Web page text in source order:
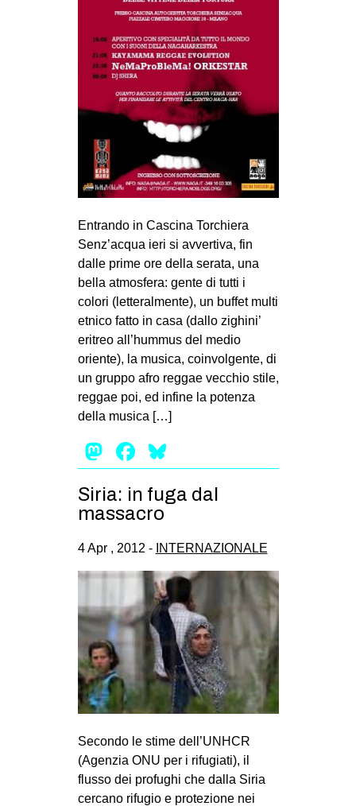
Entrando in Cascina Torchiera
Senz’acqua ieri si avvertiva, fin
dalle prime ore della serata, una
bella atmosfera: gente di tutti i
colori (letteralmente), un buffet multi
etnico fatto in casa (dallo zighini’
eritreo all’hummus del medio
oriente), la musica, coinvolgente, di
un gruppo afro reggae vecchio stile,
reggae poi, ed infine la potenza
della musica […]
Mastodon
Facebook
Siria: in fuga dal
massacro
4 Apr , 2012 - INTERNAZIONALE
Secondo le stime dell’UNHCR
(Agenzia ONU per i rifugiati), il
flusso dei profughi che dalla Siria
cercano rifugio e protezione nei